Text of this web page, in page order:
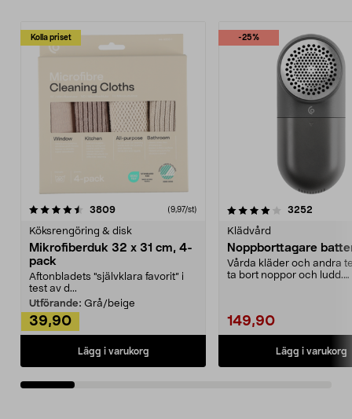
Kolla priset
3809recensioner (9,97/st)
Köksrengöring & disk
Mikrofiberduk 32 x 31 cm, 4-
pack
Aftonbladets "självklara favorit” i
test av d...
Utförande: Grå/beige
39,90
Lägg i varukorg
-25%
4.0av 5 stjärnor 3252
Klädvård
Noppborttagare
Vårda kläder och andra
ta bort noppor och ludd.
149,90
Lägg i varukorg
4.5av 5 stjärnor